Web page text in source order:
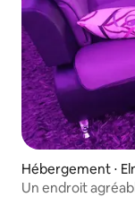
Hébergement ⋅
Un endroit